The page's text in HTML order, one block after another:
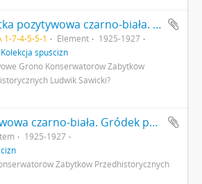
Odbitka pozytywowa czarno-biała. Gródek pow. Równe. Stanowisko paleolityczne II. Badania archeologiczne L. Sawickiego - zdjęcie sprzed X. 1927 r. Fot. L. Sawicki? s. 1
1-7-4-5-5-1 Element
1925-1927
Kolekcja spuścizn
Grono Konserwatorów Zabytków
Ludwik Sawicki?
Odbitka pozytywowa czarno-biała. Gródek pow. Równe. Stanowisko paleolityczne II. Badania archeologiczne L. Sawickiego - zdjęcie sprzed X. 1927 r. Fot. L. Sawicki?
1925-1927
Zabytków Przedhistorycznych